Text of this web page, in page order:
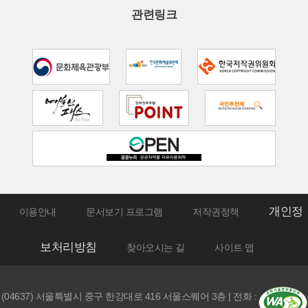
관련링크
이용안내 문서보기 프로그램 저작권정책 개인정
보처리방침 찾아오시는 길 사이트 맵
(04637) 서울특별시 중구 한강대로 416 서울스퀘어 3층 | 전화 :